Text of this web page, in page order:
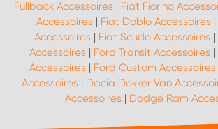
Fullback Accessoires | Fiat Fiorino
Accessoires | Fiat Doblo Accessoires |
Accessoires | Fiat Scudo Accessoires |
Accessoires | Ford Transit Accessoires |
Accessoires | Ford Custom Accessoires
Accessoires | Dacia Dokker Van
Accessoires | Dodge Ram